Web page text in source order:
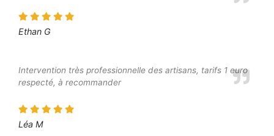
Ethan G
Intervention très professionnelle des artisans, tarifs 1 euro
respecté, à recommander
Léa M